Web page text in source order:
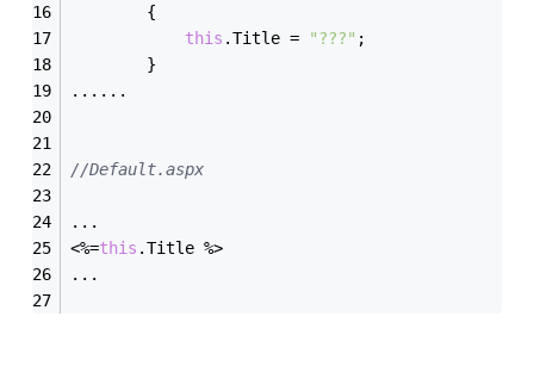
        {
this .Title = "???" ;
        }
......
//Default.aspx
...
<%=this .Title %>
...